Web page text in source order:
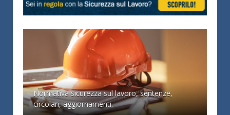
Normativa sicurezza sul lavoro, sentenze,
circolari, aggiornamenti.